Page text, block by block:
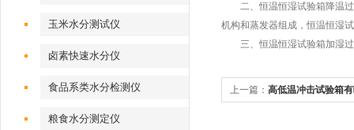
玉米水分测试仪
卤素快速水分仪
食品系类水分检测仪
粮食水分测定仪
二、恒温恒湿试验箱降温过
机构和蒸发器组成，恒温恒湿
三、恒温恒湿试验箱加湿
上一篇： 高低温冲击试验箱